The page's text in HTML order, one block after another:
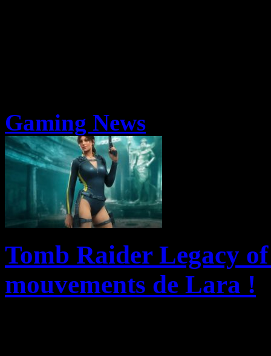
Gaming News
Tomb Raider Legacy
mouvements de Lara !